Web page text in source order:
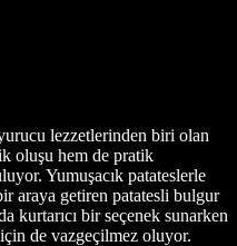
lezzetlerinden biri olan
oluşu hem de pratik
Yumuşacık patateslerle
araya getiren patatesli bulgur
kurtarıcı bir seçenek sunarken
de vazgeçilmez oluyor.